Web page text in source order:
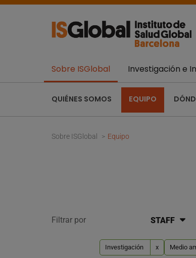
Sobre ISGlobal
QUIÉNES SOMOS EQUIPO
Investigación e
Sobre ISGlobal Equipo
Filtrar por STAFF
Investigación x Medio